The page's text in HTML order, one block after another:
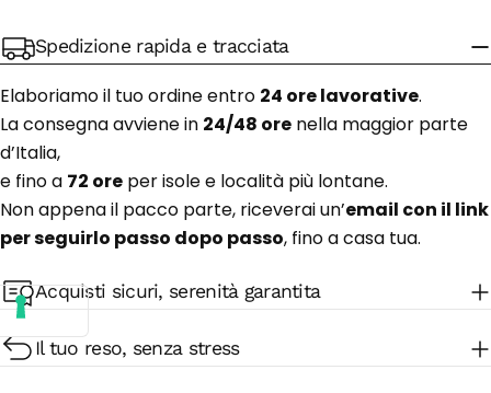
Spedizione rapida e tracciata
Elaboriamo il tuo ordine entro 24 ore lavorative.
La consegna avviene in 24/48 ore nella maggior parte
d’Italia,
e fino a 72 ore per isole e località più lontane.
Non appena il pacco parte, riceverai un’email con il link
per seguirlo passo dopo passo, fino a casa tua.
Acquisti sicuri, serenità garantita
Il tuo reso, senza stress